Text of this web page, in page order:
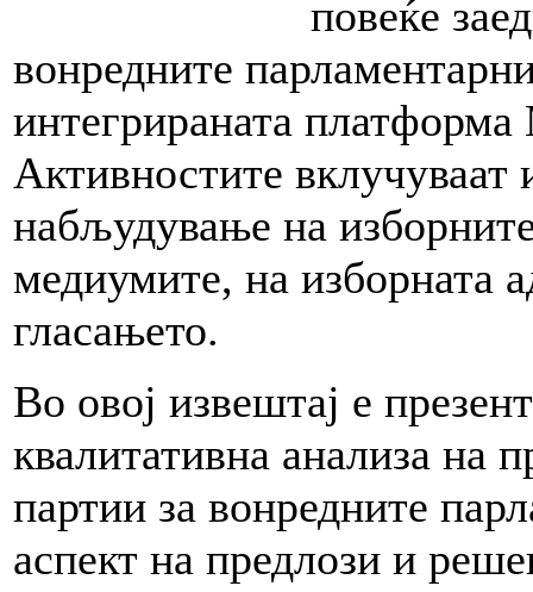
повеќе
вонредните
интегрираната
Активностите
набљудување на
медиумите, на изборната
гласањето.
Во овој извештај е
квалитативна анализа на
партии за вонредните
аспект на предлози и